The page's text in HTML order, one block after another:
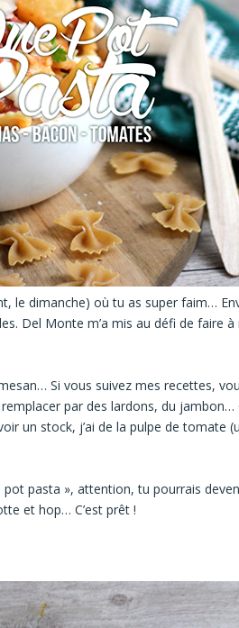
le dimanche) où tu as super faim…
Del Monte m’a mis au défi de faire
Si vous suivez mes recettes,
par des lardons, du jambon…
un stock, j’ai de la pulpe de tomate
pasta », attention, tu pourrais
et hop… C’est prêt !